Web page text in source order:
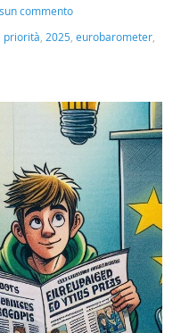
commento
priorità, 2025, eurobarometer,